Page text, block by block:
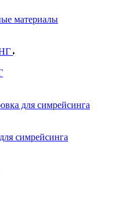
материалы
для симрейсинга
симрейсинга